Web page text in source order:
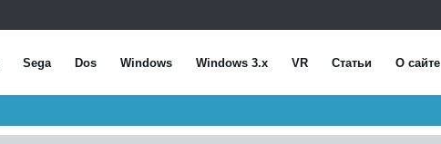
Sega Dos Windows Windows 3.x VR Статьи О сайте